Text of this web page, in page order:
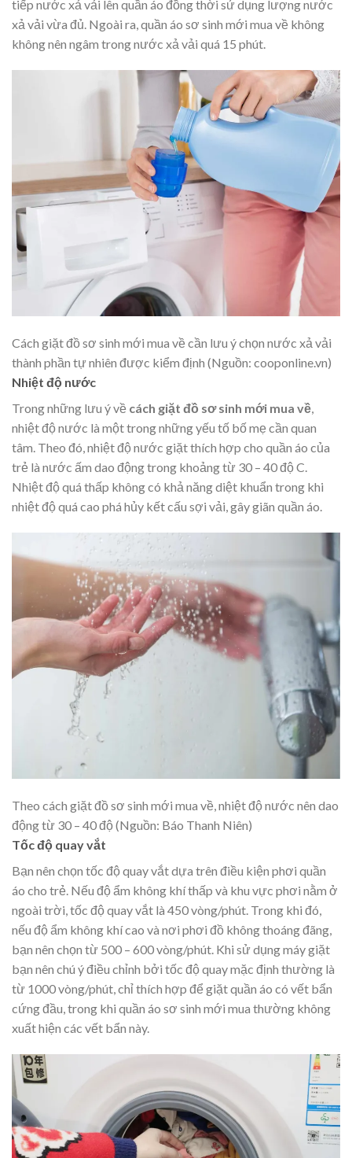
tiếp nước xả vải lên quần áo đồng thời sử dụng lượng nước
xả vải vừa đủ. Ngoài ra, quần áo sơ sinh mới mua về không
không nên ngâm trong nước xả vải quá 15 phút.
Cách giặt đồ sơ sinh mới mua về cần lưu ý chọn nước xả vải
thành phần tự nhiên được kiểm định (Nguồn: cooponline.vn)
Nhiệt độ nước
Trong những lưu ý về cách giặt đồ sơ sinh mới mua về,
nhiệt độ nước là một trong những yếu tố bố mẹ cần quan
tâm. Theo đó, nhiệt độ nước giặt thích hợp cho quần áo của
trẻ là nước ấm dao động trong khoảng từ 30 – 40 độ C.
Nhiệt độ quá thấp không có khả năng diệt khuẩn trong khi
nhiệt độ quá cao phá hủy kết cấu sợi vải, gây giãn quần áo.
Theo cách giặt đồ sơ sinh mới mua về, nhiệt độ nước nên dao
động từ 30 – 40 độ (Nguồn: Báo Thanh Niên)
Tốc độ quay vắt
Bạn nên chọn tốc độ quay vắt dựa trên điều kiện phơi quần
áo cho trẻ. Nếu độ ẩm không khí thấp và khu vực phơi nằm ở
ngoài trời, tốc độ quay vắt là 450 vòng/phút. Trong khi đó,
nếu độ ẩm không khí cao và nơi phơi đồ không thoáng đãng,
bạn nên chọn từ 500 – 600 vòng/phút. Khi sử dụng máy giặt
bạn nên chú ý điều chỉnh bởi tốc độ quay mặc định thường là
từ 1000 vòng/phút, chỉ thích hợp để giặt quần áo có vết bẩn
cứng đầu, trong khi quần áo sơ sinh mới mua thường không
xuất hiện các vết bẩn này.